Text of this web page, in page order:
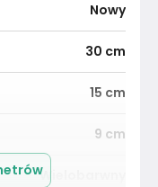
Nowy
30 cm
15 cm
9 cm
Wielobarwny